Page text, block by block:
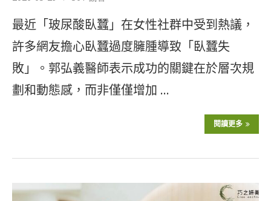
最近「玻尿酸臥蠶」在女性社群中受到熱議，
許多網友擔心臥蠶過度臃腫導致「臥蠶失
敗」。郭弘義醫師表示成功的關鍵在於層次規
劃和動態感，而非僅僅增加 …
閱讀更多